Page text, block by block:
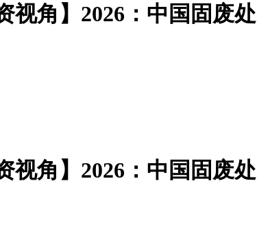
视角】2026：中国固废处
视角】2026：中国固废处